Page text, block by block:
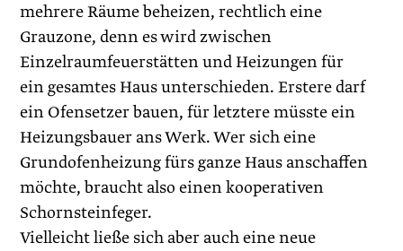
mehrere Räume beheizen, rechtlich eine
Grauzone, denn es wird zwischen
Einzelraumfeuerstätten und Heizungen für
ein gesamtes Haus unterschieden. Erstere darf
ein Ofensetzer bauen, für letztere müsste ein
Heizungsbauer ans Werk. Wer sich eine
Grundofenheizung fürs ganze Haus anschaffen
möchte, braucht also einen kooperativen
Schornsteinfeger.
Vielleicht ließe sich aber auch eine neue